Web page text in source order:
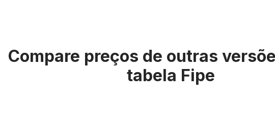
Compare preços de outras
tabela Fipe